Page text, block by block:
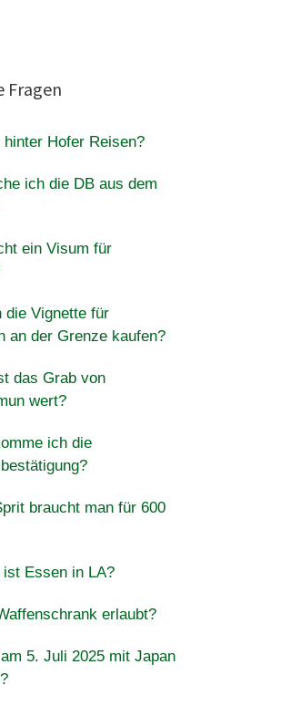
Fragen
Hofer Reisen?
ich die DB aus dem
ein Visum für
die Vignette für
an der Grenze kaufen?
das Grab von
wert?
ich die
braucht man für 600
Essen in LA?
erlaubt?
5. Juli 2025 mit Japan